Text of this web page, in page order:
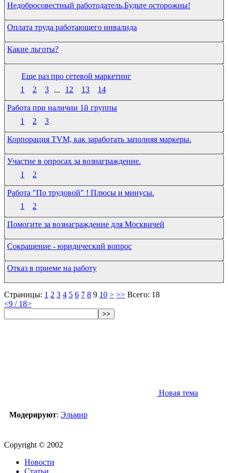
Недобросовестный работодатель.Будьте осторожны!
Оплата труда работающего инвалида
Какие льготы?
Еще раз про сетевой маркетинг
1
2 3 ... 12 13 14
Работа при наличии 1й группы
1
2 3
Корпорация TVM, как заработать заполняя маркеры.
Участие в опросах за вознаграждение.
1
2
Работа "По трудовой" ! Плюсы и минусы.
1
2
Помогите за вознаграждение для Москвичей
Сокращение - юридический вопрос
Отказ в приеме на работу
Страницы: 1 2 3 4 5 6 7 8 9 10 > >> Всего: 18
<9 / 18>
>>
Новая тема
Модерируют: Эльмир
Copyright © 2002
Новости
Статьи